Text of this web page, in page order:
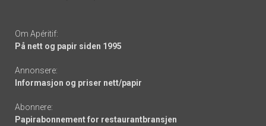
Om Apéritif:
På nett og papir siden 1995
Annonsere:
Informasjon og priser nett/papir
Abonnere:
Papirabonnement for restaurantbransjen